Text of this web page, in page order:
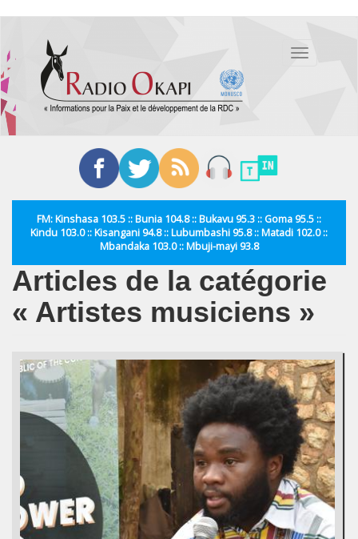
contenu
principal
Toggle
FM: Kinshasa 103.5 :: Bunia 104.8 :: Bukavu 95.3 :: Goma 95.5 ::
Kindu 103.0 :: Kisangani 94.8 :: Lubumbashi 95.8 :: Matadi 102.0 ::
Mbandaka 103.0 :: Mbuji-mayi 93.8
Articles de la catégorie
« Artistes musiciens »